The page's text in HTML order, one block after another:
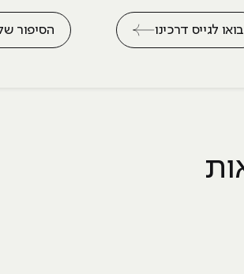
בואו לגייס דרכינו הסיפור